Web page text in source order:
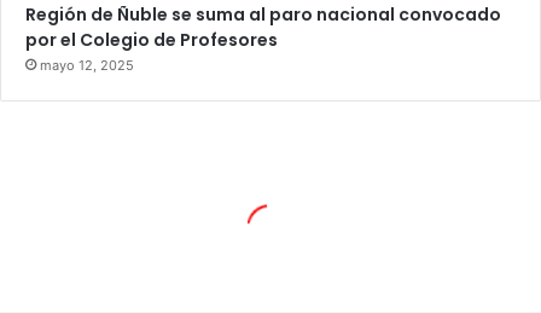
Región de Ñuble se suma al paro nacional convocado
por el Colegio de Profesores
mayo 12, 2025